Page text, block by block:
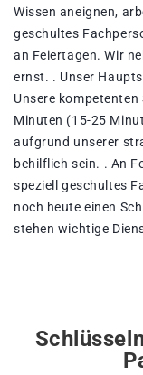
Wissen aneignen,
geschultes
an Feiertagen. Wir
ernst. . Unser
Unsere
Minuten (15-25
aufgrund unserer
behilflich sein. . An
speziell geschultes
noch heute einen
stehen wichtige